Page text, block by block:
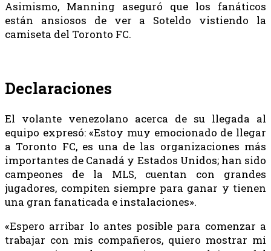
Asimismo, Manning aseguró que los fanáticos
están ansiosos de ver a Soteldo vistiendo la
camiseta del Toronto FC.
Declaraciones
El volante venezolano acerca de su llegada al
equipo expresó: «Estoy muy emocionado de llegar
a Toronto FC, es una de las organizaciones más
importantes de Canadá y Estados Unidos; han sido
campeones de la MLS, cuentan con grandes
jugadores, compiten siempre para ganar y tienen
una gran fanaticada e instalaciones».
«Espero arribar lo antes posible para comenzar a
trabajar con mis compañeros, quiero mostrar mi